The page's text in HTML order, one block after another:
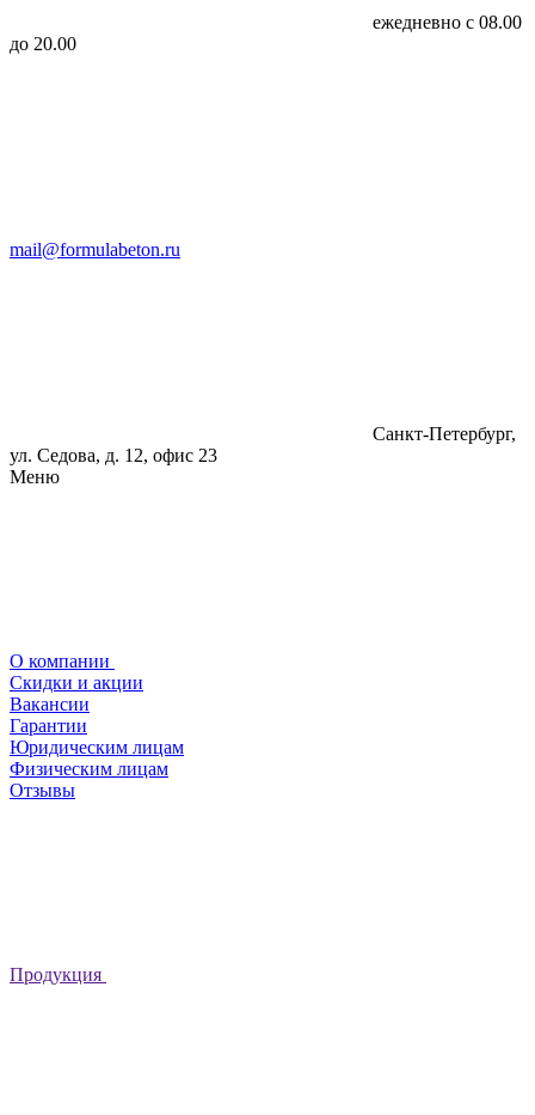
ежедневно с 08.00
до 20.00
mail@formulabeton.ru
Санкт-Петербург,
ул. Седова, д. 12, офис 23
Меню
О компании
Скидки и акции
Вакансии
Гарантии
Юридическим лицам
Физическим лицам
Отзывы
Продукция